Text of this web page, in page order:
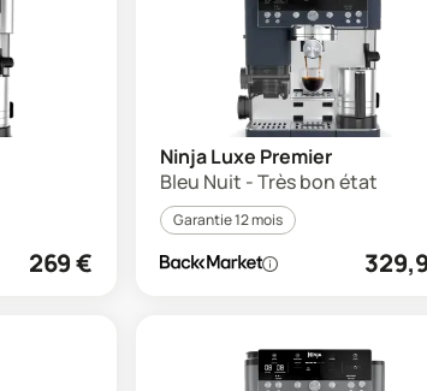
269€
Ninja Luxe Premier
Bleu Nuit - Très bon état
Garantie 12 mois